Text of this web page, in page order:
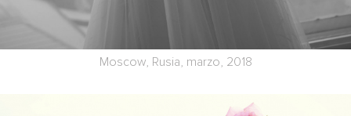
Moscow, Rusia, marzo, 2018